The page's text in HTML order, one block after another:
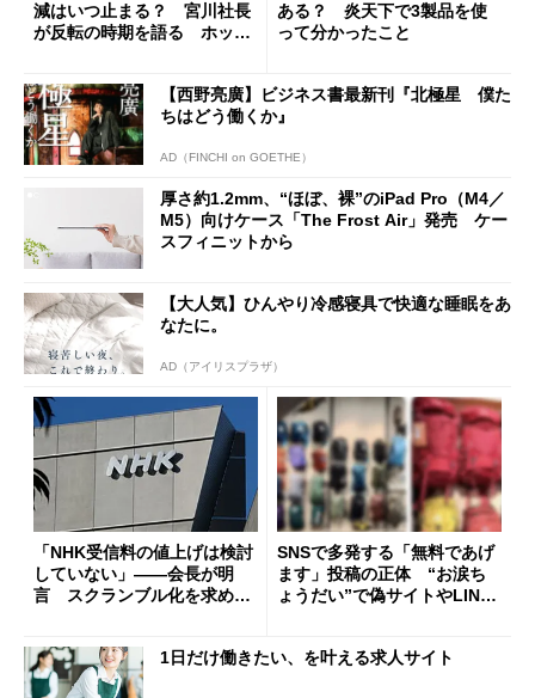
減はいつ止まる？ 宮川社長
が反転の時期を語る ホッピ
ある？ 炎天下で3製品を使
って分かったこと
【西野亮廣】ビジネス書最新刊『北極星 僕た
ちはどう働くか』
AD（FINCHI on GOETHE）
厚さ約1.2mm、“ほぼ、裸”のiPad Pro（M4／
M5）向けケース「The Frost Air」発売 ケー
スフィニットから
【大人気】ひんやり冷感寝具で快適な睡眠をあ
なたに。
AD（アイリスプラザ）
「NHK受信料の値上げは検討
していない」――会長が明
言 スクランブル化を求める
SNSで多発する「無料であげ
ます」投稿の正体 “お涙ち
ょうだい”で偽サイトやLINE
1日だけ働きたい、を叶える求人サイト